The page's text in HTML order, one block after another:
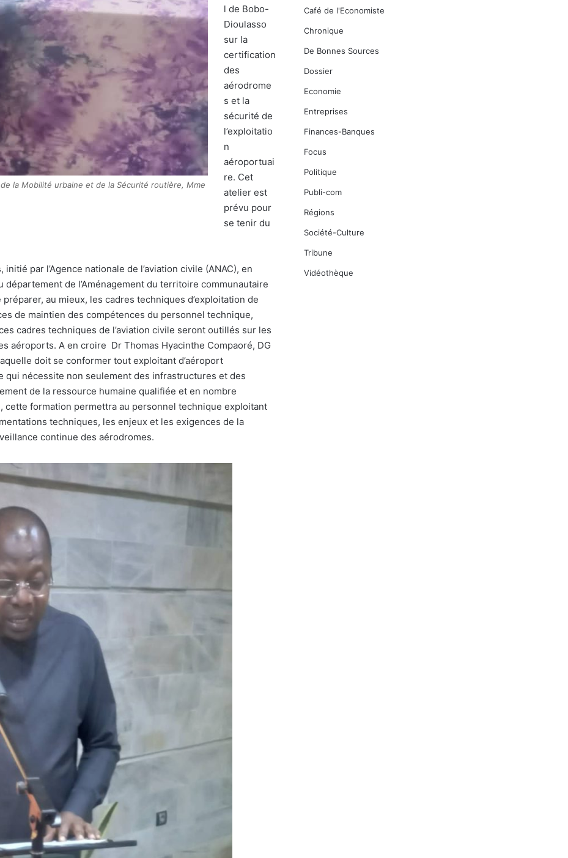
la Mobilité urbaine et de la Sécurité routière, Mme
l de Bobo-
Dioulasso
sur la
certification
des
aérodrome
s et la
sécurité de
l’exploitatio
n
aéroportuai
re. Cet
atelier est
prévu pour
se tenir du
par l’Agence nationale de l’aviation civile (ANAC), en
de l’Aménagement du territoire communautaire
préparer, au mieux, les cadres techniques d’exploitation de
de maintien des compétences du personnel technique,
cadres techniques de l’aviation civile seront outillés sur les
aéroports. A en croire Dr Thomas Hyacinthe Compaoré, DG
doit se conformer tout exploitant d’aéroport
qui nécessite non seulement des infrastructures et des
de la ressource humaine qualifiée et en nombre
formation permettra au personnel technique exploitant
techniques, les enjeux et les exigences de la
continue des aérodromes.
Café de l'Economiste
Chronique
De Bonnes Sources
Dossier
Economie
Entreprises
Finances-Banques
Focus
Politique
Publi-com
Régions
Société-Culture
Tribune
Vidéothèque